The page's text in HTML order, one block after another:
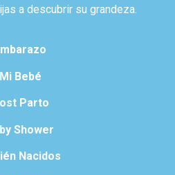
a descubrir su grandeza.
Mi Bebé
Parto
Shower
Nacidos